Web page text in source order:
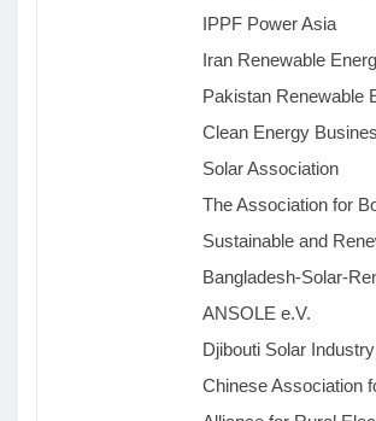
IPPF Power Asia
Iran Renewable Energy
Pakistan Renewable
Clean Energy Business
Solar Association
The Association for
Sustainable and Renewable
Bangladesh-Solar-
ANSOLE e.V.
Djibouti Solar Industry
Chinese Association for